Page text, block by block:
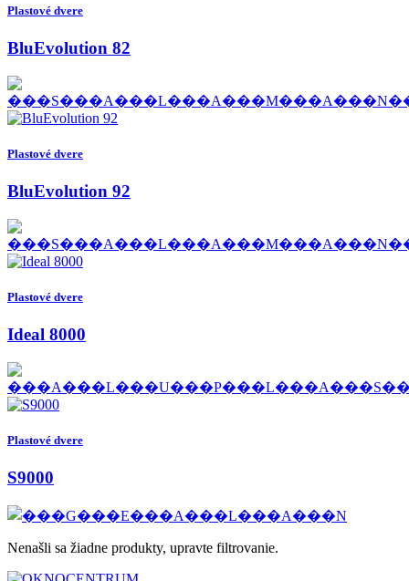
Plastové dvere
BluEvolution 82
Plastové dvere
BluEvolution 92
Plastové dvere
Ideal 8000
Plastové dvere
S9000
Nenašli sa žiadne produkty, upravte filtrovanie.